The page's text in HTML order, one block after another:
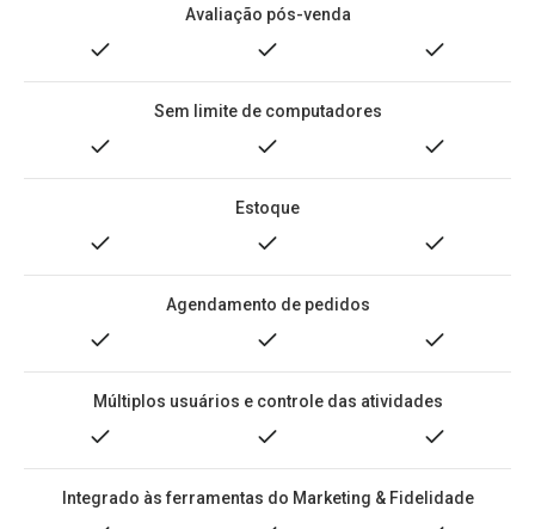
Avaliação pós-venda
Sem limite de computadores
Estoque
Agendamento de pedidos
Múltiplos usuários e controle das atividades
Integrado às ferramentas do Marketing & Fidelidade